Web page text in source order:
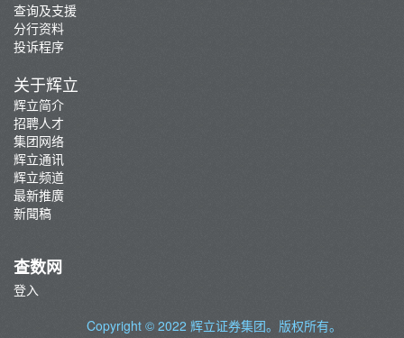
查询及支援
分行资料
投诉程序
关于辉立
辉立简介
招聘人才
集团网络
辉立通讯
辉立频道
最新推廣
新聞稿
查数网
登入
Copyright © 2022 辉立证券集团。版权所有。